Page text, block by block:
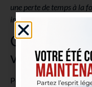
une perte de temps à la
immobilier et pour
Certificat de
votre bien
Pour permettre aux